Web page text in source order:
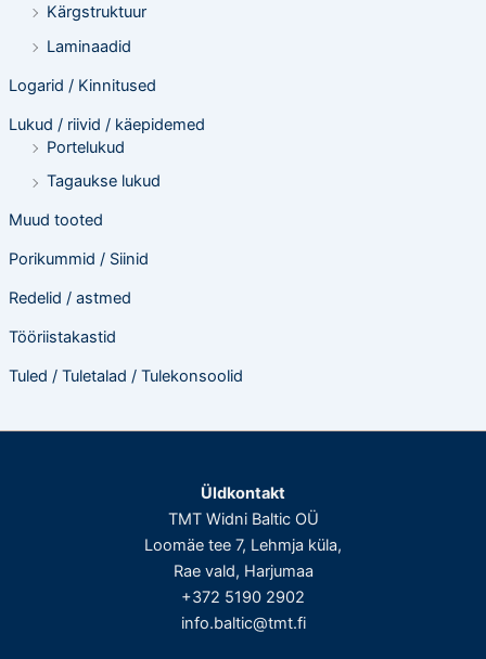
Kärgstruktuur
Laminaadid
Logarid / Kinnitused
Lukud / riivid / käepidemed
Portelukud
Tagaukse lukud
Muud tooted
Porikummid / Siinid
Redelid / astmed
Tööriistakastid
Tuled / Tuletalad / Tulekonsoolid
Üldkontakt
TMT Widni Baltic OÜ
Loomäe tee 7, Lehmja küla,
Rae vald, Harjumaa
+372 5190 2902
info.baltic@tmt.fi